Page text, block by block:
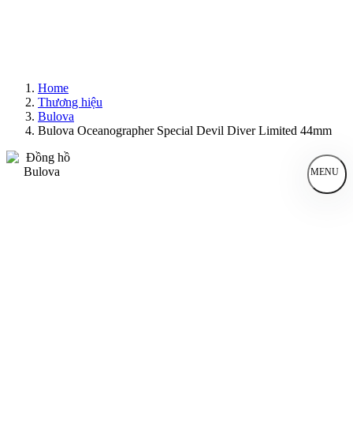
Home
Thương hiệu
Bulova
Bulova Oceanographer Special Devil Diver Limited 44mm
MENU